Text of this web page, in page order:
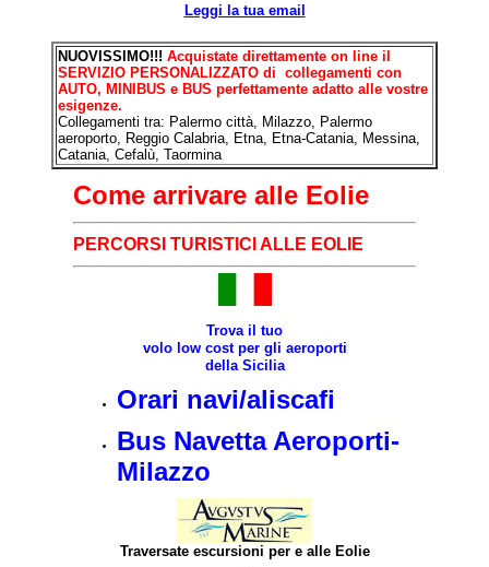
Leggi la tua email
NUOVISSIMO!!! Acquistate direttamente on line il
SERVIZIO PERSONALIZZATO di collegamenti con
AUTO, MINIBUS e BUS perfettamente adatto alle vostre
esigenze.
Collegamenti tra: Palermo città, Milazzo, Palermo
aeroporto, Reggio Calabria, Etna, Etna-Catania, Messina,
Catania, Cefalù, Taormina
Come arrivare alle Eolie
PERCORSI TURISTICI ALLE EOLIE
Trova il tuo
volo low cost per gli aeroporti
della Sicilia
Orari navi/aliscafi
Bus Navetta Aeroporti-
Milazzo
Traversate escursioni per e alle Eolie